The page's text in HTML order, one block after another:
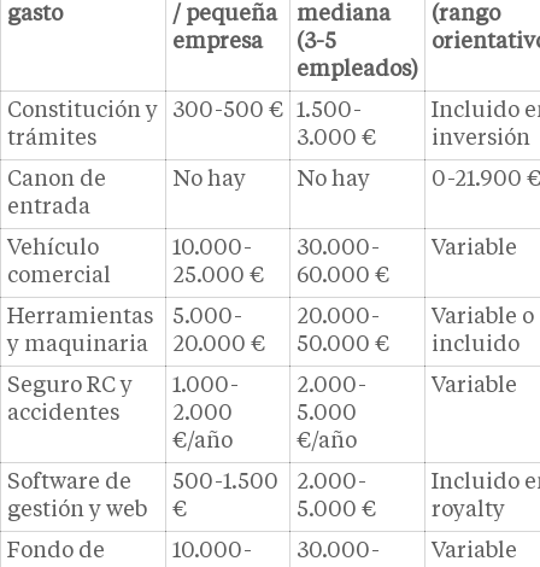
gasto
/ pequeña
empresa
mediana
(3-5
empleados)
(rango
Constitución y
trámites
300-500 €
1.500-
3.000 €
Incluido
inversión
Canon de
entrada
No hay No hay 0-21.900 €
Vehículo
comercial
10.000-
25.000 €
30.000-
60.000 €
Variable
Herramientas
y maquinaria
5.000-
20.000 €
20.000-
50.000 €
Variable o
incluido
Seguro RC y
accidentes
1.000-
2.000
€/año
2.000-
5.000
€/año
Variable
Software de
gestión y web
500-1.500
€
2.000-
5.000 €
Incluido
royalty
Fondo de
10.000- 30.000- Variable